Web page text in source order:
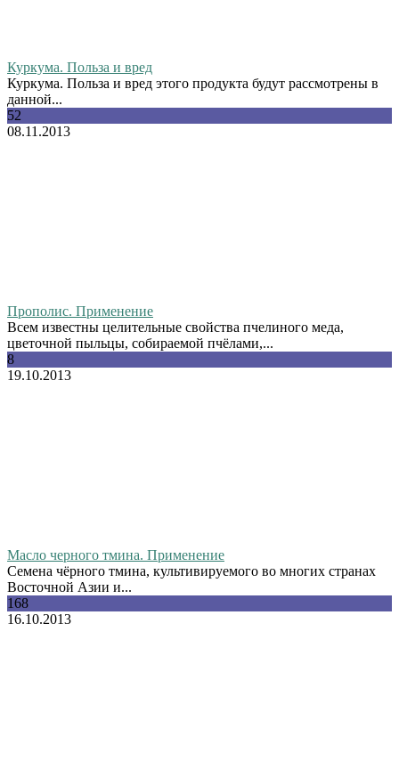
Куркума. Польза и вред
Куркума. Польза и вред этого продукта будут рассмотрены в
данной...
52
08.11.2013
Прополис. Применение
Всем известны целительные свойства пчелиного меда,
цветочной пыльцы, собираемой пчёлами,...
8
19.10.2013
Масло черного тмина. Применение
Семена чёрного тмина, культивируемого во многих странах
Восточной Азии и...
168
16.10.2013